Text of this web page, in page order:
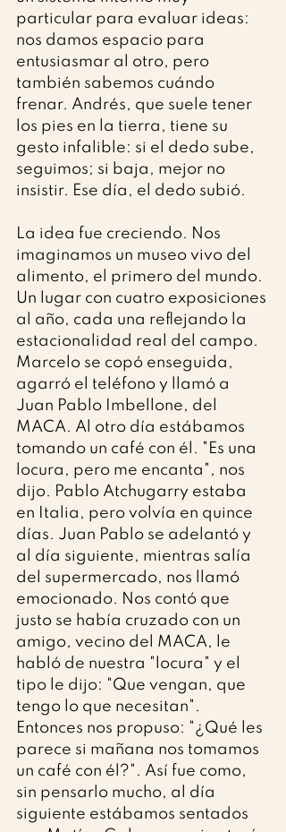
particular para evaluar ideas:
nos damos espacio para
entusiasmar al otro, pero
también sabemos cuándo
frenar. Andrés, que suele tener
los pies en la tierra, tiene su
gesto infalible: si el dedo sube,
seguimos; si baja, mejor no
insistir. Ese día, el dedo subió.
La idea fue creciendo. Nos
imaginamos un museo vivo del
alimento, el primero del mundo.
Un lugar con cuatro exposiciones
al año, cada una reflejando la
estacionalidad real del campo.
Marcelo se copó enseguida,
agarró el teléfono y llamó a
Juan Pablo Imbellone, del
MACA. Al otro día estábamos
tomando un café con él. "Es una
locura, pero me encanta", nos
dijo. Pablo Atchugarry estaba
en Italia, pero volvía en quince
días. Juan Pablo se adelantó y
al día siguiente, mientras salía
del supermercado, nos llamó
emocionado. Nos contó que
justo se había cruzado con un
amigo, vecino del MACA, le
habló de nuestra "locura" y el
tipo le dijo: "Que vengan, que
tengo lo que necesitan".
Entonces nos propuso: "¿Qué les
parece si mañana nos tomamos
un café con él?". Así fue como,
sin pensarlo mucho, al día
siguiente estábamos sentados